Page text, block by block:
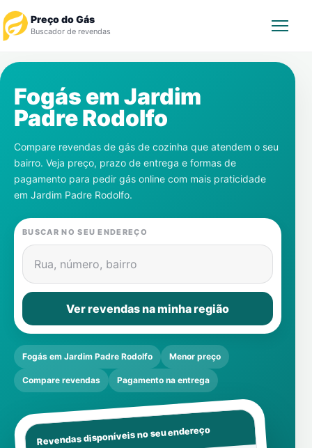
Preço do Gás
Buscador de revendas
Revendedor
Notícias
Cadastre-se
Gás
Contatos
Fogás emJardim
Padre Rodolfo
Compare revendas de gás de cozinha que atendem o seu
bairro. Veja preço, prazo de entrega e formas de
pagamento para pedir gás online com mais praticidade
em Jardim Padre Rodolfo.
BUSCAR NO SEU ENDEREÇO
Rua, número, bairro
Ver revendas na minha região
Fogás em Jardim Padre Rodolfo Menor preço
Compare revendas Pagamento na entrega
Revendas disponíveis no seu endereço